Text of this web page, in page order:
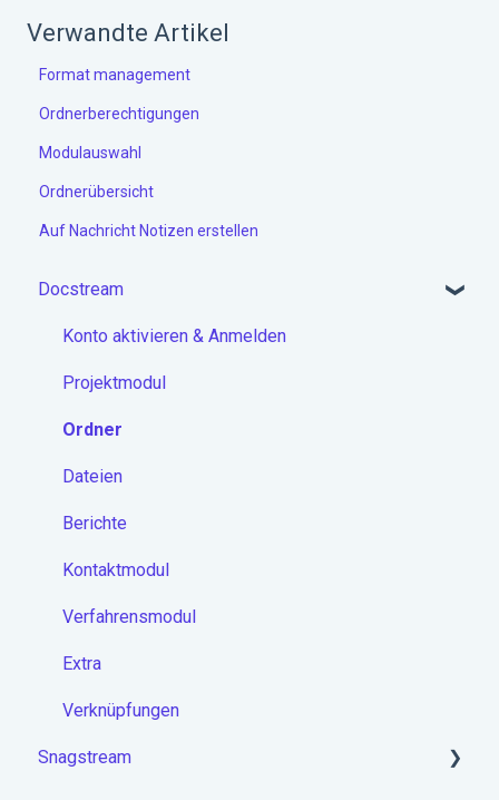
Verwandte Artikel
Format management
Ordnerberechtigungen
Modulauswahl
Ordnerübersicht
Auf Nachricht Notizen erstellen
Docstream
Konto aktivieren & Anmelden
Projektmodul
Ordner
Dateien
Berichte
Kontaktmodul
Verfahrensmodul
Extra
Verknüpfungen
Snagstream